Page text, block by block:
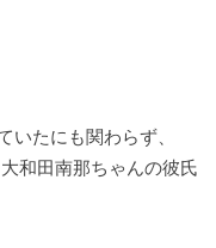
いたにも関わらず、
和田南那ちゃんの彼氏